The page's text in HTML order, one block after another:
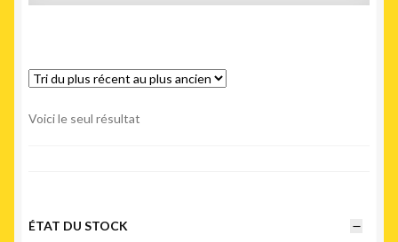
Voici le seul résultat
ÉTAT DU STOCK